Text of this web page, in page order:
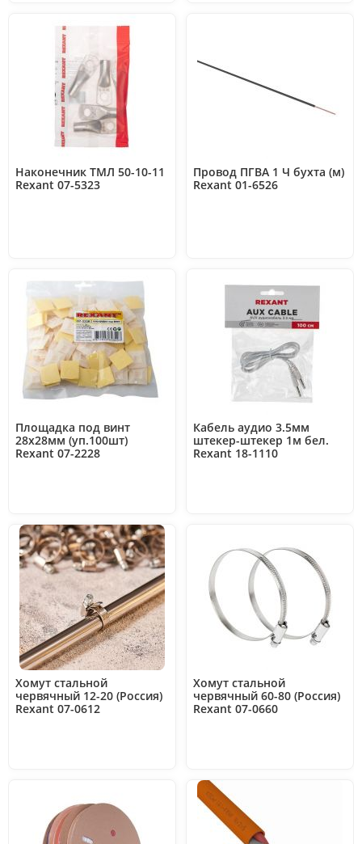
Наконечник ТМЛ 50-10-11
Rexant 07-5323
Провод ПГВА 1 Ч бухта (м)
Rexant 01-6526
Площадка под винт
28х28мм (уп.100шт)
Rexant 07-2228
Кабель аудио 3.5мм
штекер-штекер 1м бел.
Rexant 18-1110
Хомут стальной
червячный 12-20 (Россия)
Rexant 07-0612
Хомут стальной
червячный 60-80 (Россия)
Rexant 07-0660